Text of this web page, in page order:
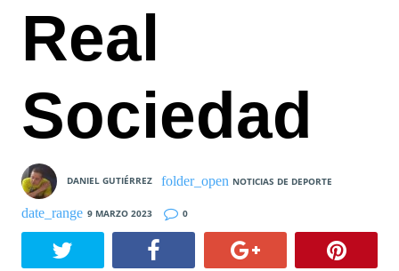
Real
Sociedad
DANIEL GUTIÉRREZ NOTICIAS DE DEPORTE
9 MARZO 2023 0